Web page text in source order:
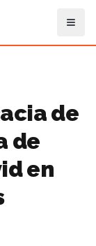
de
de
en